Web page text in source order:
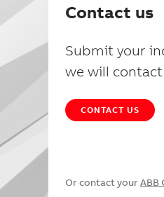
Contact us
Submit your
we will contact
CONTACT US
Or contact your ABB